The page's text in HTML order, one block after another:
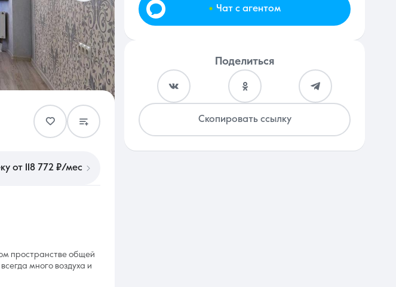
Услуги
Контакты
от 118 772 ₽/мес
пространстве общей
много воздуха и
. Чат с агентом
Поделиться
Скопировать ссылку